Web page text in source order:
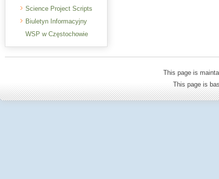
Science Project Scripts
Biuletyn Informacyjny
WSP w Częstochowie
This page is
This page is